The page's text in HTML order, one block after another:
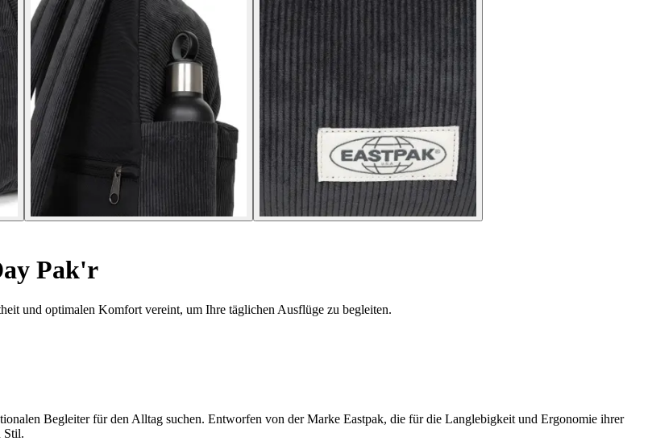
Pak'r
und optimalen Komfort vereint, um Ihre täglichen Ausflüge zu begleiten.
Begleiter für den Alltag suchen. Entworfen von der Marke Eastpak, die für die Langlebigkeit und Ergonomie ihrer
Stil.